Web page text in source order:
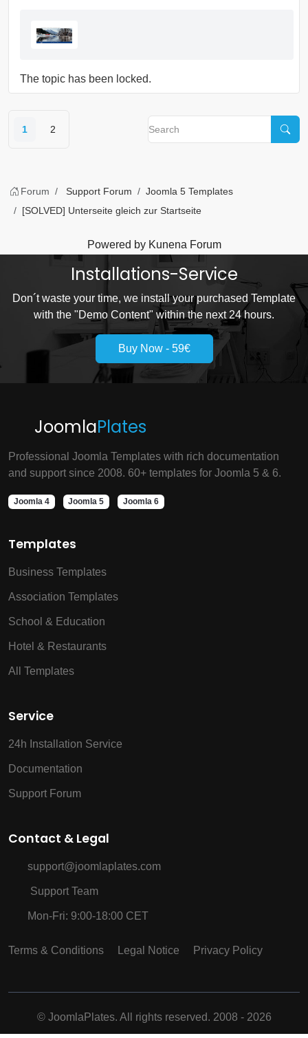
The topic has been locked.
1 2
Forum Support Forum
Joomla 5 Templates
[SOLVED] Unterseite gleich zur Startseite
Powered by Kunena Forum
Installations-Service
Don´t waste your time, we install your purchased Template
with the "Demo Content" within the next 24 hours.
Buy Now - 59€
JoomlaPlates
Professional Joomla Templates with rich documentation
and support since 2008. 60+ templates for Joomla 5 & 6.
Joomla 4 Joomla 5 Joomla 6
Templates
Business Templates
Association Templates
School & Education
Hotel & Restaurants
All Templates
Service
24h Installation Service
Documentation
Support Forum
Contact & Legal
support@joomlaplates.com
Support Team
Mon-Fri: 9:00-18:00 CET
Terms & Conditions Legal Notice Privacy Policy
© JoomlaPlates. All rights reserved. 2008 - 2026